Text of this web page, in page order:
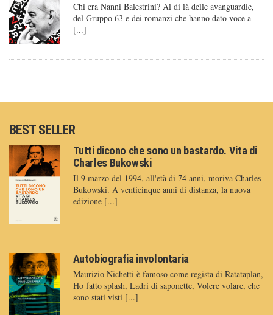
Chi era Nanni Balestrini? Al di là delle avanguardie,
del Gruppo 63 e dei romanzi che hanno dato voce a
[...]
BEST SELLER
Tutti dicono che sono un bastardo. Vita di
Charles Bukowski
Il 9 marzo del 1994, all'età di 74 anni, moriva Charles
Bukowski. A venticinque anni di distanza, la nuova
edizione [...]
Autobiografia involontaria
Maurizio Nichetti è famoso come regista di Ratataplan,
Ho fatto splash, Ladri di saponette, Volere volare, che
sono stati visti [...]